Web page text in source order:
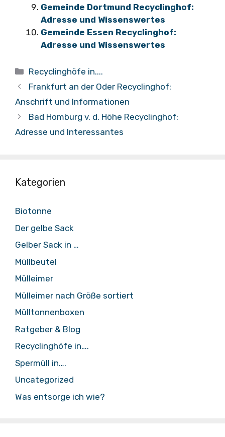
Gemeinde Dortmund Recyclinghof:
Adresse und Wissenswertes
Gemeinde Essen Recyclinghof:
Adresse und Wissenswertes
Kategorien
Recyclinghöfe in....
Frankfurt an der Oder Recyclinghof:
Anschrift und Informationen
Bad Homburg v. d. Höhe Recyclinghof:
Adresse und Interessantes
Kategorien
Biotonne
Der gelbe Sack
Gelber Sack in …
Müllbeutel
Mülleimer
Mülleimer nach Größe sortiert
Mülltonnenboxen
Ratgeber & Blog
Recyclinghöfe in….
Spermüll in….
Uncategorized
Was entsorge ich wie?